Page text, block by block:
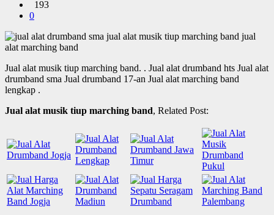
193
0
Jual alat musik tiup marching band. . Jual alat drumband hts Jual alat
drumband sma Jual drumband 17-an Jual alat marching band
lengkap .
Jual alat musik tiup marching band, Related Post: